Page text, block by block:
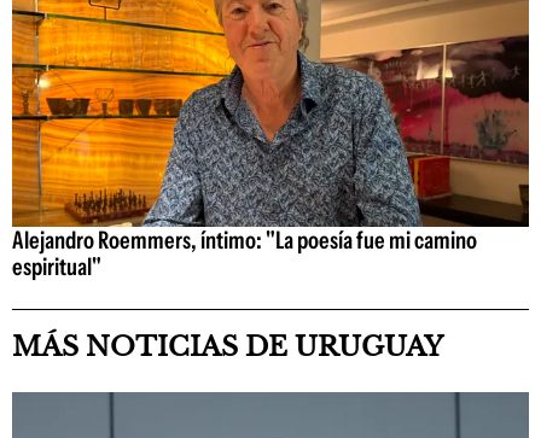
Alejandro Roemmers, íntimo: "La poesía fue mi camino
espiritual"
MÁS NOTICIAS DE URUGUAY